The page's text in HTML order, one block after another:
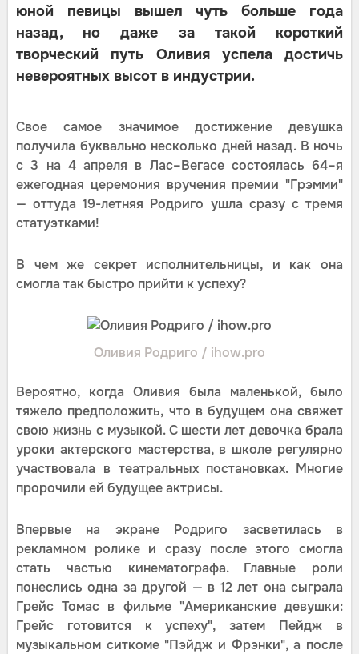
юной певицы вышел чуть больше года
назад, но даже за такой короткий
творческий путь Оливия успела достичь
невероятных высот в индустрии.
Свое самое значимое достижение девушка
получила буквально несколько дней назад. В ночь
с 3 на 4 апреля в Лас–Вегасе состоялась 64–я
ежегодная церемония вручения премии "Грэмми"
— оттуда 19-летняя Родриго ушла сразу с тремя
статуэтками!
В чем же секрет исполнительницы, и как она
смогла так быстро прийти к успеху?
Оливия Родриго / ihow.pro
Вероятно, когда Оливия была маленькой, было
тяжело предположить, что в будущем она свяжет
свою жизнь с музыкой. С шести лет девочка брала
уроки актерского мастерства, в школе регулярно
участвовала в театральных постановках. Многие
пророчили ей будущее актрисы.
Впервые на экране Родриго засветилась в
рекламном ролике и сразу после этого смогла
стать частью кинематографа. Главные роли
понеслись одна за другой — в 12 лет она сыграла
Грейс Томас в фильме "Американские девушки:
Грейс готовится к успеху", затем Пейдж в
музыкальном ситкоме "Пэйдж и Фрэнки", а после